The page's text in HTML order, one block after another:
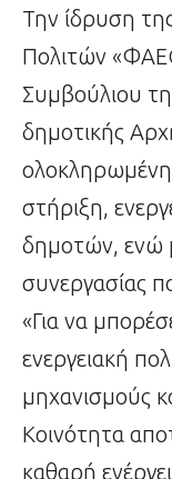
Την ίδρυση
Πολιτών
Συμβούλιου
δημοτικής
στήριξη,
δημοτών, ενώ
συνεργασίας
«Για να
ενεργειακή
μηχανισμούς
Κοινότητα
καθαρή